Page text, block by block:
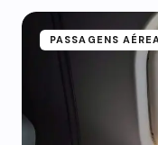
PASSAGENS